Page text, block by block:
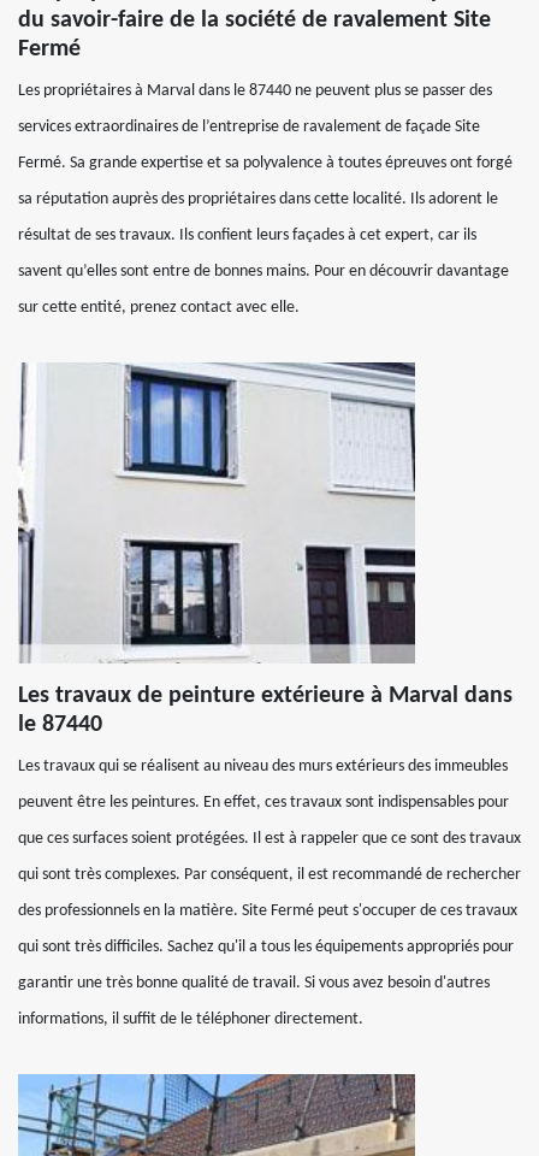
du savoir-faire de la société de ravalement Site
Fermé
Les propriétaires à Marval dans le 87440 ne peuvent plus se passer des
services extraordinaires de l’entreprise de ravalement de façade Site
Fermé. Sa grande expertise et sa polyvalence à toutes épreuves ont forgé
sa réputation auprès des propriétaires dans cette localité. Ils adorent le
résultat de ses travaux. Ils confient leurs façades à cet expert, car ils
savent qu’elles sont entre de bonnes mains. Pour en découvrir davantage
sur cette entité, prenez contact avec elle.
Les travaux de peinture extérieure à Marval dans
le 87440
Les travaux qui se réalisent au niveau des murs extérieurs des immeubles
peuvent être les peintures. En effet, ces travaux sont indispensables pour
que ces surfaces soient protégées. Il est à rappeler que ce sont des travaux
qui sont très complexes. Par conséquent, il est recommandé de rechercher
des professionnels en la matière. Site Fermé peut s'occuper de ces travaux
qui sont très difficiles. Sachez qu'il a tous les équipements appropriés pour
garantir une très bonne qualité de travail. Si vous avez besoin d'autres
informations, il suffit de le téléphoner directement.